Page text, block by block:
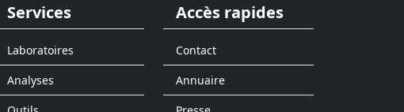
Services
Laboratoires
Analyses
Accès rapides
Contact
Annuaire